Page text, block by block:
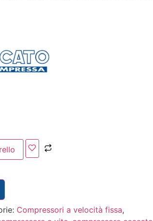
Compressori a velocità fissa,